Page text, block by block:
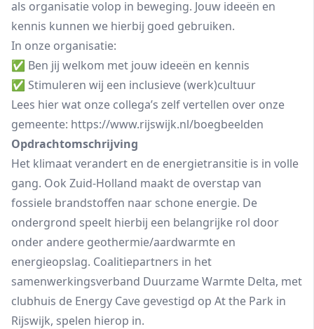
als organisatie volop in beweging. Jouw ideeën en
kennis kunnen we hierbij goed gebruiken.
In onze organisatie:
✅ Ben jij welkom met jouw ideeën en kennis
✅ Stimuleren wij een inclusieve (werk)cultuur
Lees hier wat onze collega’s zelf vertellen over onze
gemeente: https://www.rijswijk.nl/boegbeelden
Opdrachtomschrijving
Het klimaat verandert en de energietransitie is in volle
gang. Ook Zuid-Holland maakt de overstap van
fossiele brandstoffen naar schone energie. De
ondergrond speelt hierbij een belangrijke rol door
onder andere geothermie/aardwarmte en
energieopslag. Coalitiepartners in het
samenwerkingsverband Duurzame Warmte Delta, met
clubhuis de Energy Cave gevestigd op At the Park in
Rijswijk, spelen hierop in.